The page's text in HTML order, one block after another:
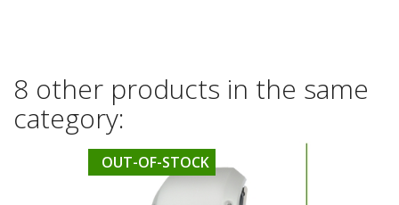
8 other products in the same
category:
OUT-OF-STOCK